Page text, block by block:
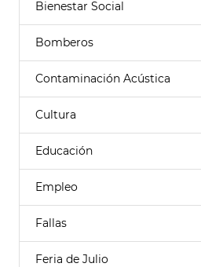
Bienestar Social
Bomberos
Contaminación Acústica
Cultura
Educación
Empleo
Fallas
Feria de Julio